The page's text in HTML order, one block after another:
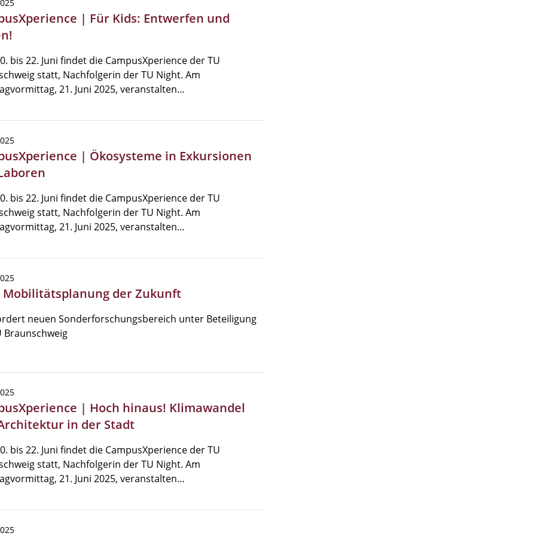
| Für Kids: Entwerfen und
bis 22. Juni findet die CampusXperience der TU
statt, Nachfolgerin der TU Night. Am
21. Juni 2025, veranstalten…
| Ökosysteme in Exkursionen
bis 22. Juni findet die CampusXperience der TU
statt, Nachfolgerin der TU Night. Am
21. Juni 2025, veranstalten…
Mobilitätsplanung der Zukunft
neuen Sonderforschungsbereich unter Beteiligung
Braunschweig
| Hoch hinaus! Klimawandel
in der Stadt
bis 22. Juni findet die CampusXperience der TU
statt, Nachfolgerin der TU Night. Am
21. Juni 2025, veranstalten…